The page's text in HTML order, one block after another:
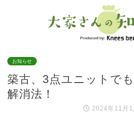
お知らせ
築古、3点ユニットで
解消法！
2024年11月